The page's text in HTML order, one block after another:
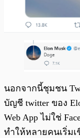
นอกจากนี้ชุมชน
บัญชี twitter ของ
Web App ไม่ใช่
ทำให้หลายคนเริ่ม